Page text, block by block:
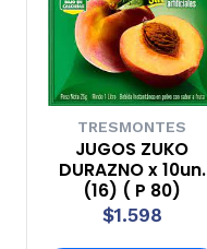
TRESMONTES
JUGOS ZUKO
DURAZNO x 10un.
(16) ( P 80)
$1.598